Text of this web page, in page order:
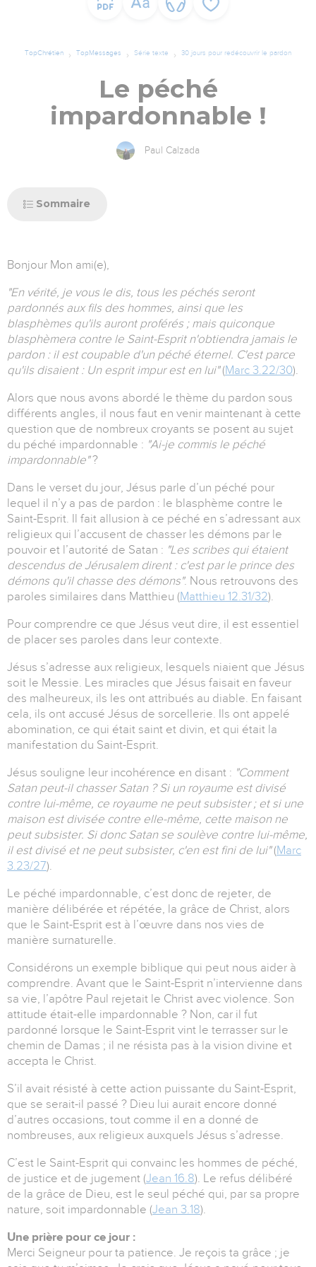
TopChrétien TopMessages Série texte 30 jours pour redécouvrir le pardon
Le péché
impardonnable !
Paul Calzada
Sommaire
Bonjour Mon ami(e),
"En vérité, je vous le dis, tous les péchés seront
pardonnés aux fils des hommes, ainsi que les
blasphèmes qu'ils auront proférés ; mais quiconque
blasphèmera contre le Saint-Esprit n'obtiendra jamais le
pardon : il est coupable d'un péché éternel. C'est parce
qu'ils disaient : Un esprit impur est en lui"(Marc 3.22/30).
Alors que nous avons abordé le thème du pardon sous
différents angles, il nous faut en venir maintenant à cette
question que de nombreux croyants se posent au sujet
du péché impardonnable : "Ai-je commis le péché
impardonnable"?
Dans le verset du jour, Jésus parle d’un péché pour
lequel il n’y a pas de pardon : le blasphème contre le
Saint-Esprit. Il fait allusion à ce péché en s’adressant aux
religieux qui l’accusent de chasser les démons par le
pouvoir et l’autorité de Satan : "Les scribes qui étaient
descendus de Jérusalem dirent : c'est par le prince des
démons qu'il chasse des démons". Nous retrouvons des
paroles similaires dans Matthieu (Matthieu 12.31/32).
Pour comprendre ce que Jésus veut dire, il est essentiel
de placer ses paroles dans leur contexte.
Jésus s’adresse aux religieux, lesquels niaient que Jésus
soit le Messie. Les miracles que Jésus faisait en faveur
des malheureux, ils les ont attribués au diable. En faisant
cela, ils ont accusé Jésus de sorcellerie. Ils ont appelé
abomination, ce qui était saint et divin, et qui était la
manifestation du Saint-Esprit.
Jésus souligne leur incohérence en disant : "Comment
Satan peut-il chasser Satan ? Si un royaume est divisé
contre lui-même, ce royaume ne peut subsister ; et si une
maison est divisée contre elle-même, cette maison ne
peut subsister. Si donc Satan se soulève contre lui-même,
il est divisé et ne peut subsister, c'en est fini de lui"(Marc
3.23/27).
Le péché impardonnable, c’est donc de rejeter, de
manière délibérée et répétée, la grâce de Christ, alors
que le Saint-Esprit est à l’œuvre dans nos vies de
manière surnaturelle.
Considérons un exemple biblique qui peut nous aider à
comprendre. Avant que le Saint-Esprit n’intervienne dans
sa vie, l’apôtre Paul rejetait le Christ avec violence. Son
attitude était-elle impardonnable ? Non, car il fut
pardonné lorsque le Saint-Esprit vint le terrasser sur le
chemin de Damas ; il ne résista pas à la vision divine et
accepta le Christ.
S’il avait résisté à cette action puissante du Saint-Esprit,
que se serait-il passé ? Dieu lui aurait encore donné
d’autres occasions, tout comme il en a donné de
nombreuses, aux religieux auxquels Jésus s’adresse.
C’est le Saint-Esprit qui convainc les hommes de péché,
de justice et de jugement (Jean 16.8). Le refus délibéré
de la grâce de Dieu, est le seul péché qui, par sa propre
nature, soit impardonnable (Jean 3.18).
Une prière pour ce jour :
Merci Seigneur pour ta patience. Je reçois ta grâce ; je